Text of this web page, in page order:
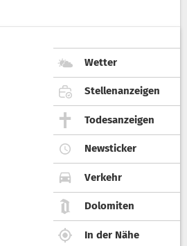
Wetter
Stellenanzeigen
Todesanzeigen
Newsticker
Verkehr
Dolomiten
In der Nähe